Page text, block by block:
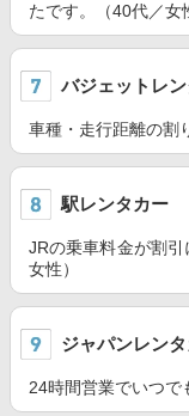
たです。（40代／女
バジェットレ
車種・走行距離の割
駅レンタカー
JRの乗車料金が割
女性）
ジャパンレン
24時間営業でいつで